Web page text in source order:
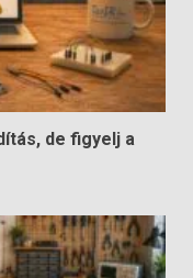
de figyelj a